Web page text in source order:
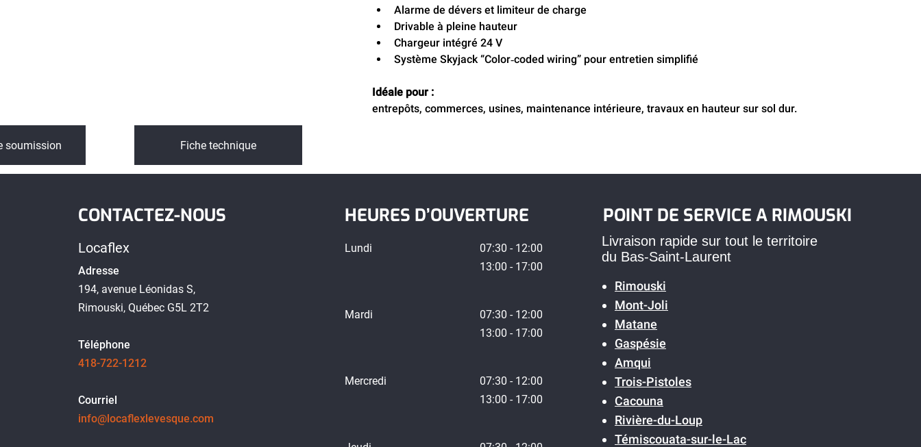
soumission Fiche technique
Alarme de dévers et limiteur de charge
Drivable à pleine hauteur
Chargeur intégré 24 V
Système Skyjack “Color‑coded wiring” pour entretien simplifié
Idéale pour :
entrepôts, commerces, usines, maintenance intérieure, travaux en hauteur sur sol dur.
CONTACTEZ-NOUS
Locaflex
Adresse
194, avenue Léonidas S,
Rimouski, Québec G5L 2T2
Téléphone
418-722-1212
Courriel
info@locaflexlevesque.com
HEURES D’OUVERTURE
Lundi
07:30 - 12:00
13:00 - 17:00
Mardi
07:30 - 12:00
13:00 - 17:00
Mercredi
07:30 - 12:00
13:00 - 17:00
POINT DE SERVICE A RIMOUSKI
Livraison rapide sur tout le territoire
du Bas-Saint-Laurent
Rimouski
Mont-Joli
Matane
Gaspésie
Amqui
Trois-Pistoles
Cacouna
Rivière-du-Loup
Témiscouata-sur-le-Lac